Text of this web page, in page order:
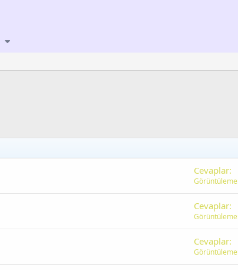
Cevaplar
Görüntüleme
Cevaplar
Görüntüleme
Cevaplar
Görüntüleme